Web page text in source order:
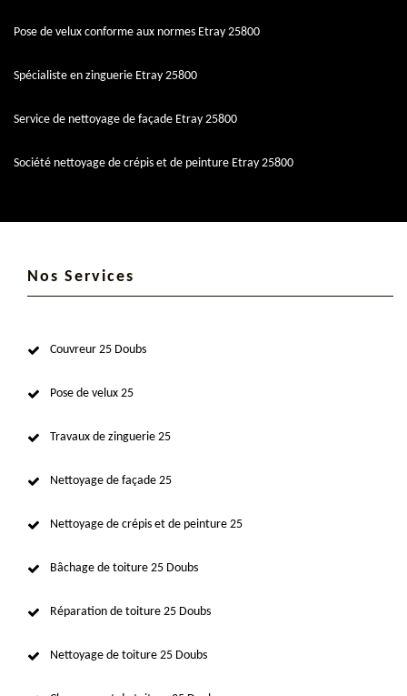
Pose de velux conforme aux normes Etray 25800
Spécialiste en zinguerie Etray 25800
Service de nettoyage de façade Etray 25800
Société nettoyage de crépis et de peinture Etray 25800
Nos Services
Couvreur 25 Doubs
Pose de velux 25
Travaux de zinguerie 25
Nettoyage de façade 25
Nettoyage de crépis et de peinture 25
Bâchage de toiture 25 Doubs
Réparation de toiture 25 Doubs
Nettoyage de toiture 25 Doubs